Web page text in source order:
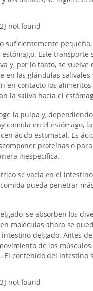
not found
suficientemente
estómago. Este
y, por lo tanto, se vuelve
en las glándulas
en contacto los
la saliva hacia el
la pulpa y,
comida en el estómago,
ácido estomacal. Es
proteínas o
inespecífica.
se vacía en el
pueda penetrar
se absorben los
moléculas ahora se
delgado. Antes
de los
El contenido del intestino
not found